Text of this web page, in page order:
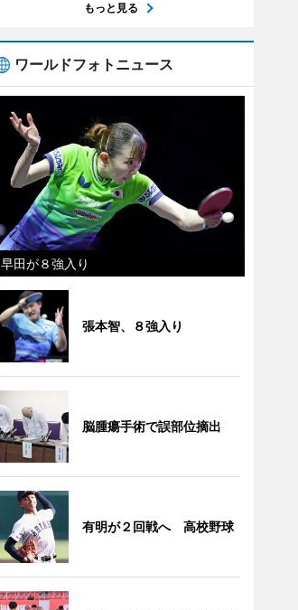
もっと見る
ワールドフォトニュース
早田が８強入り
張本智、８強入り
脳腫瘍手術で誤部位摘出
有明が２回戦へ 高校野球